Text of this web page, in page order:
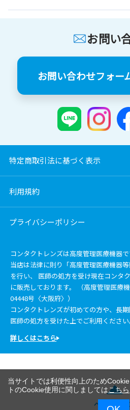
お問い
お問い合わせフォー
特定商取引法に基づく表示
利用規約
プライバシーポリシー
コンタクトレンズは高度管理医療機器で
当店は法律に則り「高度管理医療機器
を行い、 医師の処方を受け現在コンタ
に販売しております。 （高度管理医療
04448号〈大阪府〉）
コンタクトレンズが初めての方や、長
医師の処方を受けた上でご利用ください
詳しくはこちら
ページトッ
当サイトでは利便性向上のため
トのCookie使用に関しましてはこちら